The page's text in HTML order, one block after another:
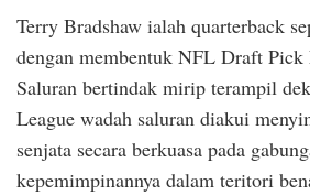
Terry Bradshaw ialah quarterback
dengan membentuk NFL Draft Pick
Saluran bertindak mirip terampil
League wadah saluran diakui
senjata secara berkuasa pada
kepemimpinannya dalam teritori